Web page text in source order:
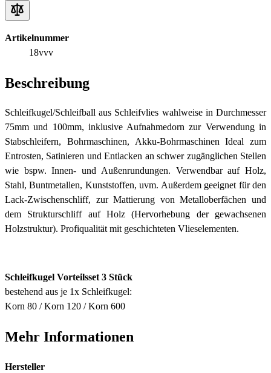
Artikelnummer
18vvv
Beschreibung
Schleifkugel/Schleifball aus Schleifvlies wahlweise in Durchmesser
75mm und 100mm, inklusive Aufnahmedorn zur Verwendung in
Stabschleifern, Bohrmaschinen, Akku-Bohrmaschinen Ideal zum
Entrosten, Satinieren und Entlacken an schwer zugänglichen Stellen
wie bspw. Innen- und Außenrundungen. Verwendbar auf Holz,
Stahl, Buntmetallen, Kunststoffen, uvm. Außerdem geeignet für den
Lack-Zwischenschliff, zur Mattierung von Metalloberfächen und
dem Strukturschliff auf Holz (Hervorhebung der gewachsenen
Holzstruktur). Profiqualität mit geschichteten Vlieselementen.
Schleifkugel Vorteilsset 3 Stück
bestehend aus je 1x Schleifkugel:
Korn 80 / Korn 120 / Korn 600
Mehr Informationen
Hersteller